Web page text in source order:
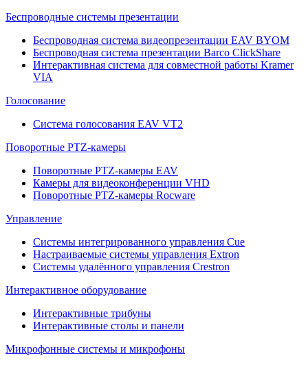
Беспроводные системы презентации
Беспроводная система видеопрезентации EAV BYOM
Беспроводная система презентации Barco ClickShare
Интерактивная система для совместной работы Kramer
VIA
Голосование
Система голосования EAV VT2
Поворотные PTZ-камеры
Поворотные PTZ-камеры EAV
Камеры для видеоконференции VHD
Поворотные PTZ-камеры Rocware
Управление
Системы интегрированного управления Cue
Настраиваемые системы управления Extron
Системы удалённого управления Crestron
Интерактивное оборудование
Интерактивные трибуны
Интерактивные столы и панели
Микрофонные системы и микрофоны